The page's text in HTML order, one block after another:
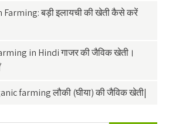
बड़ी इलायची की खेती कैसे करें
in Hindi गाजर की जैविक खेती।
farming लौकी (घीया) की जैविक खेती|